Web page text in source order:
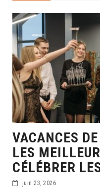
VACANCES
LES
CÉLÉBRER
juin 23, 2026